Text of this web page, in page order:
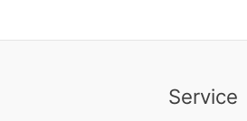
Service